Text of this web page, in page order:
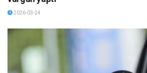
2026-03-24